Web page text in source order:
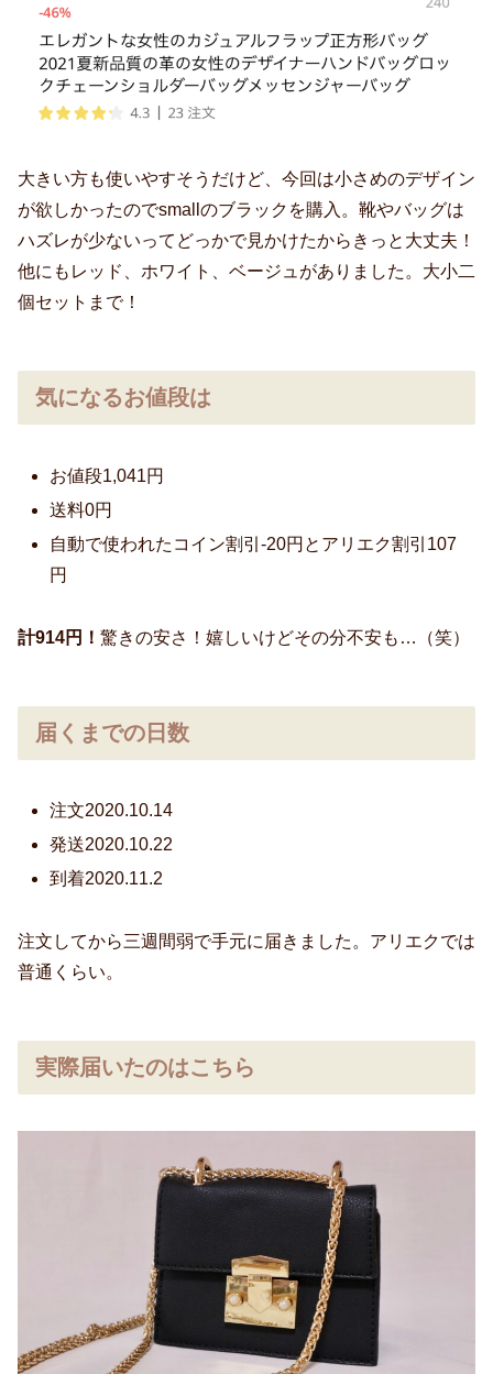
大きい方も使いやすそうだけど、今回は小さめのデザイン
が欲しかったのでsmallのブラックを購入。靴やバッグは
ハズレが少ないってどっかで見かけたからきっと大丈夫！
他にもレッド、ホワイト、ベージュがありました。大小二
個セットまで！
気になるお値段は
お値段1,041円
送料0円
自動で使われたコイン割引-20円とアリエク割引107
円
計914円！ 驚きの安さ！嬉しいけどその分不安も…（笑）
届くまでの日数
注文2020.10.14
発送2020.10.22
到着2020.11.2
注文してから三週間弱で手元に届きました。アリエクでは
普通くらい。
実際届いたのはこちら